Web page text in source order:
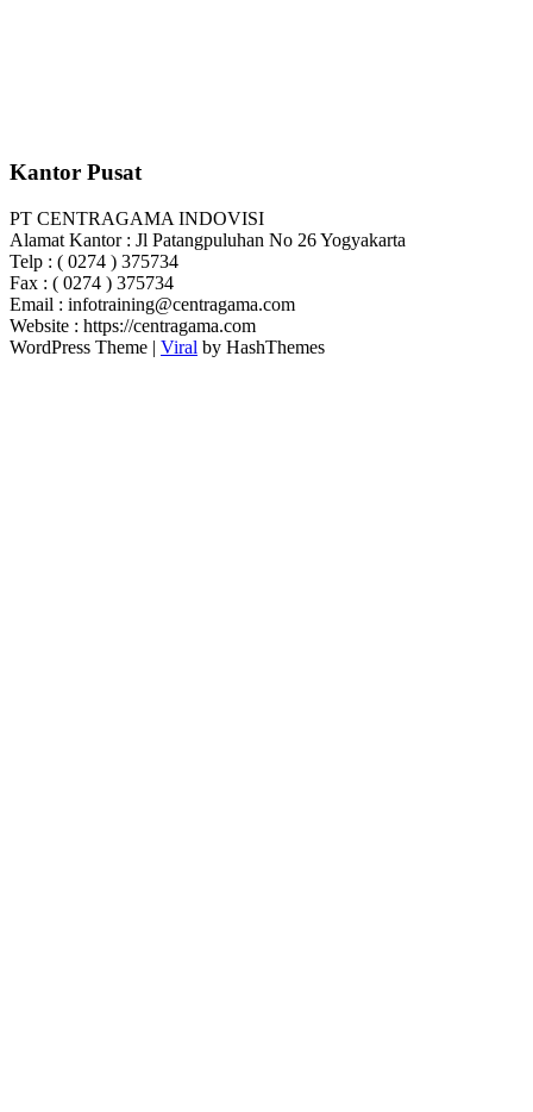
Kantor Pusat
PT CENTRAGAMA INDOVISI
Alamat Kantor : Jl Patangpuluhan No 26 Yogyakarta
Telp : ( 0274 ) 375734
Fax : ( 0274 ) 375734
Email : infotraining@centragama.com
Website : https://centragama.com
WordPress Theme | Viral by HashThemes